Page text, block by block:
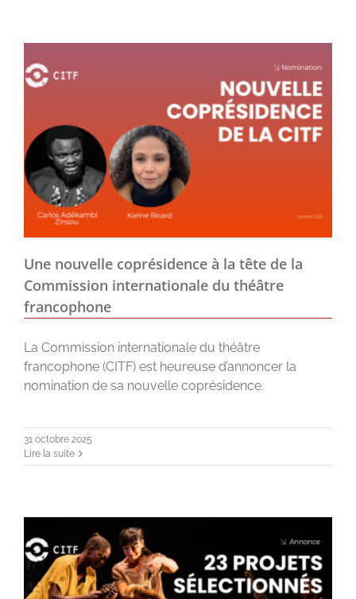
Une nouvelle coprésidence à la tête de la
Commission internationale du théâtre
francophone
La Commission internationale du théâtre
francophone (CITF) est heureuse d’annoncer la
nomination de sa nouvelle coprésidence.
31 octobre 2025
Lire la suite